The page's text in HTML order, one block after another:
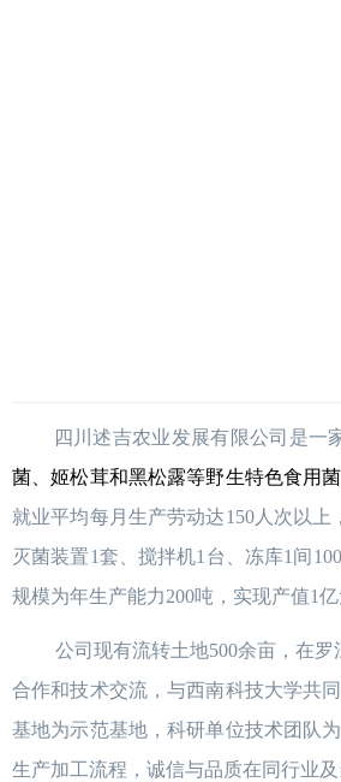
四川述吉农业发展有限公司是一
菌、姬松茸和黑松露等野生特色食用
就业平均每月生产劳动达150人次以
灭菌装置1套、搅拌机1台、冻库1间100
规模为年生产能力200吨，实现产值1亿
公司现有流转土地500余亩，在
合作和技术交流，与西南科技大学共
基地为示范基地，科研单位技术团队
生产加工流程，诚信与品质在同行业